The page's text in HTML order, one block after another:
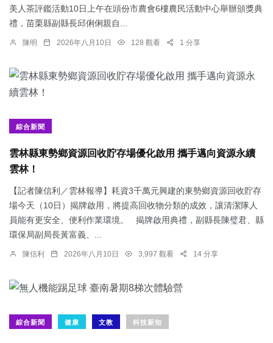
美人茶評鑑活動10日上午在頭份市農會6樓農民活動中心舉辦頒獎典
禮，苗栗縣副縣長邱俐俐親自...
陳明 2026年八月10日 128 觀看 1 分享
綜合新聞
雲林縣東勢鄉資源回收貯存場優化啟用 攜手邁向資源永續
雲林！
【記者陳信利／雲林報導】耗資3千萬元興建的東勢鄉資源回收貯存
場今天（10日）揭牌啟用，將提高回收物分類的成效，讓清潔隊人
員能有更安全、便利作業環境。 揭牌啟用典禮，副縣長陳璧君、縣
環保局副局長黃富義、...
陳信利 2026年八月10日 3,997 觀看 14 分享
綜合新聞 健康 文教 科技新知